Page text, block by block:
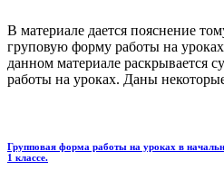
В материале дается пояснение
груповую форму работы на
данном материале раскрывается
работы на уроках. Даны
Групповая форма работы на уроках в
1 классе.